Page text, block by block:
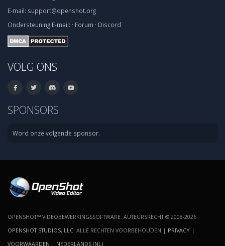
E-mail: support@openshot.org
Ondersteuning E-mail: · Forum · Discord
VOLG ONS
SPONSORS
Word onze volgende sponsor.
OPENSHOT™ VIDEOBEWERKINGSSOFTWARE. AUTEURSRECHT © 2008-2026
OPENSHOT STUDIOS, LLC . ALLE RECHTEN VOORBEHOUDEN | PRIVACY |
VOORWAARDEN | NEDERLANDS (NL)